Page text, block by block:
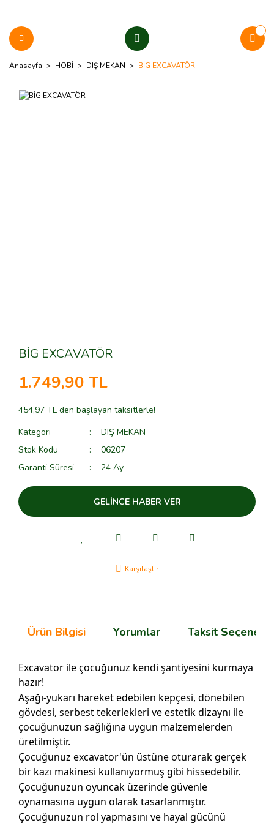
Anasayfa HOBİ DIŞ MEKAN BİG EXCAVATÖR
BİG EXCAVATÖR
1.749,90 TL
454,97 TL den başlayan taksitlerle!
Kategori
DIŞ MEKAN
Stok Kodu
06207
Garanti Süresi
24 Ay
GELİNCE HABER VER
Karşılaştır
Ürün Bilgisi Yorumlar Taksit
Excavator ile çocuğunuz kendi şantiyesini kurmaya
hazır!
Aşağı-yukarı hareket edebilen kepçesi, dönebilen
gövdesi, serbest tekerlekleri ve estetik dizaynı ile
çocuğunuzun sağlığına uygun malzemelerden
üretilmiştir.
Çocuğunuz excavator'ün üstüne oturarak gerçek
bir kazı makinesi kullanıyormuş gibi hissedebilir.
Çocuğunuzun oyuncak üzerinde güvenle
oynamasına uygun olarak tasarlanmıştır.
Çocuğunuzun rol yapmasını ve hayal gücünü